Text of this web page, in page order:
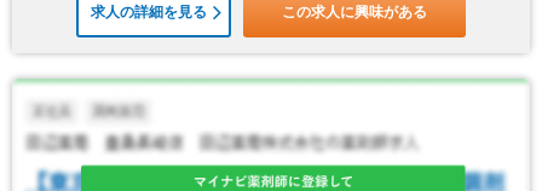
求人の詳細を見る この求人に興味がある